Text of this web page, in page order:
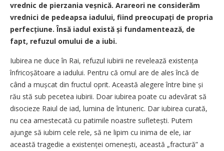
vrednic de pierzania veș­nică. Arareori ne considerăm
vrednici de pedeapsa iadului, fiind preocupați de propria
perfecțiune. Însă iadul există și fundamentează, de
fapt, refuzul omului de a iubi.
Iubirea ne duce în Rai, refuzul iubirii ne revelează existența
înfrico­șătoare a iadului. Pentru că omul are de ales încă de
când a mușcat din fructul oprit. Această alegere între bine și
rău stă sub pecetea iubirii. Doar iubirea poate cu adevărat să
disocieze Raiul de iad, lumina de întuneric. Dar iubirea curată,
nu cea amestecată cu patimile noastre sufletești. Putem
ajunge să iubim cele rele, să ne lipim cu inima de ele, iar
această tragedie a existenței omenești, această „fractură” a